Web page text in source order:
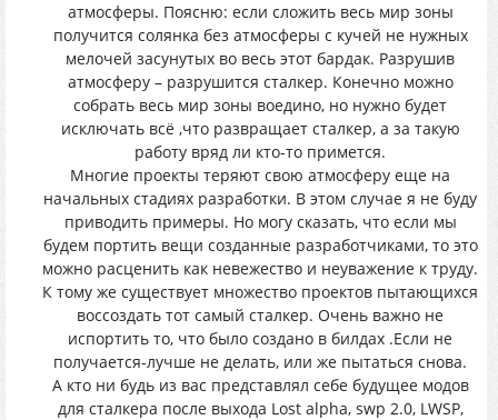
атмосферы. Поясню: если сложить весь мир зоны
получится солянка без атмосферы с кучей не нужных
мелочей засунутых во весь этот бардак. Разрушив
атмосферу – разрушится сталкер. Конечно можно
собрать весь мир зоны воедино, но нужно будет
исключать всё ,что развращает сталкер, а за такую
работу вряд ли кто-то примется.
Многие проекты теряют свою атмосферу еще на
начальных стадиях разработки. В этом случае я не буду
приводить примеры. Но могу сказать, что если мы
будем портить вещи созданные разработчиками, то это
можно расценить как невежество и неуважение к труду.
К тому же существует множество проектов пытающихся
воссоздать тот самый сталкер. Очень важно не
испортить то, что было создано в билдах .Если не
получается-лучше не делать, или же пытаться снова.
А кто ни будь из вас представлял себе будущее модов
для сталкера после выхода Lost alpha, swp 2.0, LWSP,